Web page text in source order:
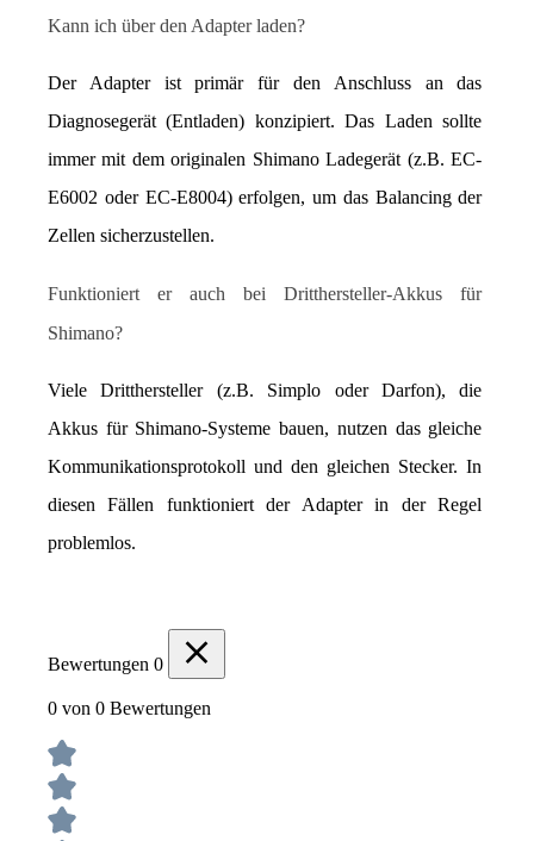
Kann ich über den Adapter laden?
Der Adapter ist primär für den Anschluss an das
Diagnosegerät (Entladen) konzipiert. Das Laden sollte
immer mit dem originalen Shimano Ladegerät (z.B. EC-
E6002 oder EC-E8004) erfolgen, um das Balancing der
Zellen sicherzustellen.
Funktioniert er auch bei Dritthersteller-Akkus für
Shimano?
Viele Dritthersteller (z.B. Simplo oder Darfon), die
Akkus für Shimano-Systeme bauen, nutzen das gleiche
Kommunikationsprotokoll und den gleichen Stecker. In
diesen Fällen funktioniert der Adapter in der Regel
problemlos.
Bewertungen 0
0 von 0 Bewertungen